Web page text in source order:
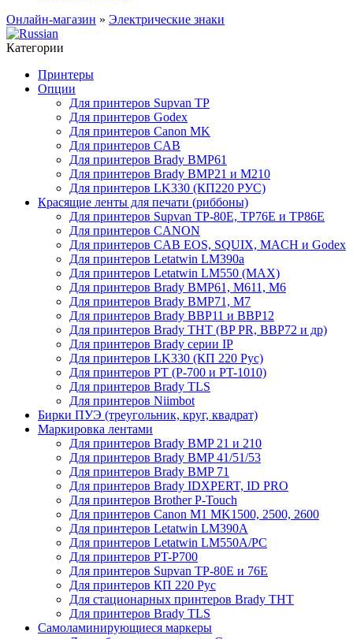
Онлайн-магазин » Электрические знаки
Категории
Принтеры
Опции
Для принтеров Supvan TP
Для принтеров Godex
Для принтеров Canon MK
Для принтеров CAB
Для принтеров Brady BMP61
Для принтеров Brady BMP21 и M210
Для принтеров LK330 (КП220 РУС)
Красящие ленты для печати (риббоны)
Для принтеров Supvan TP-80E, TP76E и TP86E
Для принтеров CANON
Для принтеров CAB EOS, SQUIX, MACH и Godex
Для принтеров Letatwin LM390a
Для принтеров Letatwin LM550 (MAX)
Для принтеров Brady BMP61, M611, M6
Для принтеров Brady BMP71, M7
Для принтеров Brady BBP11 и BBP12
Для принтеров Brady THT (BP PR, BBP72 и др)
Для принтеров Brady серии IP
Для принтеров LK330 (КП 220 Рус)
Для принтеров PT (P-700 и PT-1010)
Для принтеров Brady TLS
Для принтеров Niimbot
Бирки ПУЭ (треугольник, круг, квадрат)
Маркировка лентами
Для принтеров Brady BMP 21 и 210
Для принтеров Brady BMP 41/51/53
Для принтеров Brady BMP 71
Для принтеров Brady IDXPERT, ID PRO
Для принтеров Brother P-Touch
Для принтеров Canon M1 MK1500, 2500, 2600
Для принтеров Letatwin LM390A
Для принтеров Letatwin LM550A/PC
Для принтеров PT-P700
Для принтеров Supvan TP-80E и 76E
Для принтеров КП 220 Рус
Для стационарных принтеров Brady THT
Для принтеров Brady TLS
Самоламинирующиеся маркеры